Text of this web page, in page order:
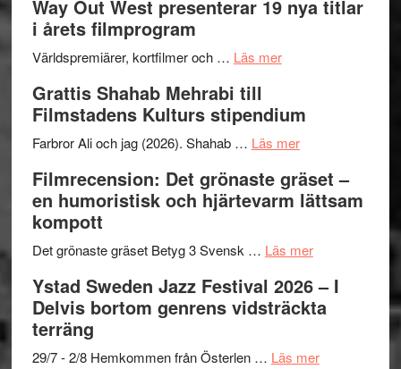
kväll
II
trailern
The
Files:
I
Want
Believe
–
Frankenshtey
med
Fox
och
Way Out West presenterar 19 nya titlar
i årets filmprogram
Världspremiärer, kortfilmer och … Läs merom
West
presenterar
nya
titlar
årets
Grattis Shahab Mehrabi till
Filmstadens Kulturs stipendium
Farbror Ali och jag (2026). Shahab … Läs merom
Shahab
Mehrabi
Filmstadens
stipendium
Filmrecension: Det grönaste gräset –
en humoristisk och hjärtevarm lättsam
kompott
Det grönaste gräset Betyg 3 Svensk … Läs merom
Det
grönaste
–
Ystad Sweden Jazz Festival 2026 – I
Delvis bortom genrens vidsträckta
terräng
29/7 - 2/8 Hemkommen från Österlen … Läs merom